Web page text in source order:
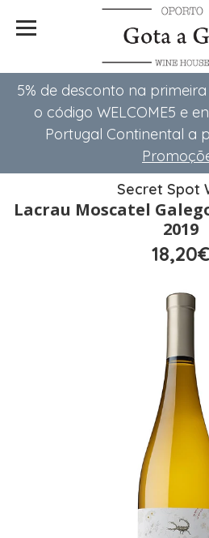
5% de desconto na
o código WELCOME5 e
Portugal Continental a
Secret Spot
Lacrau Moscatel
2019
18,20€